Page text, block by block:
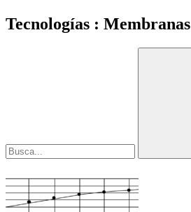
Tecnologías : Membranas